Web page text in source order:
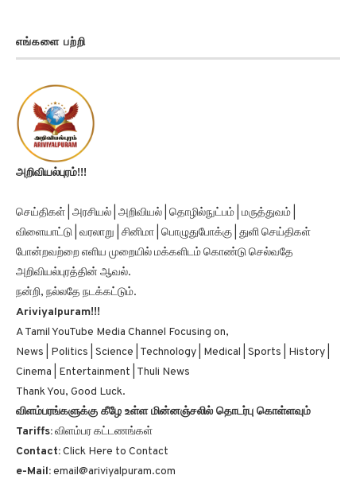
எங்களை பற்றி
அறிவியல்புரம்!!!
செய்திகள் | அரசியல் | அறிவியல் | தொழில்நுட்பம் | மருத்துவம் |
விளையாட்டு | வரலாறு | சினிமா | பொழுதுபோக்கு | துளி செய்திகள்
போன்றவற்றை எளிய முறையில் மக்களிடம் கொண்டு செல்வதே
அறிவியல்புரத்தின் ஆவல்.
நன்றி, நல்லதே நடக்கட்டும்.
Ariviyalpuram!!!
A Tamil YouTube Media Channel Focusing on,
News | Politics | Science | Technology | Medical | Sports | History |
Cinema | Entertainment | Thuli News
Thank You, Good Luck.
விளம்பரங்களுக்கு கீழே உள்ள மின்னஞ்சலில் தொடர்பு கொள்ளவும்
Tariffs:விளம்பர கட்டணங்கள்
Contact:Click Here to Contact
e-Mail:email@ariviyalpuram.com